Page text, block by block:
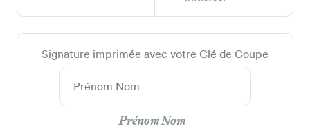
Signature imprimée avec votre Clé de Coupe
Prénom Nom